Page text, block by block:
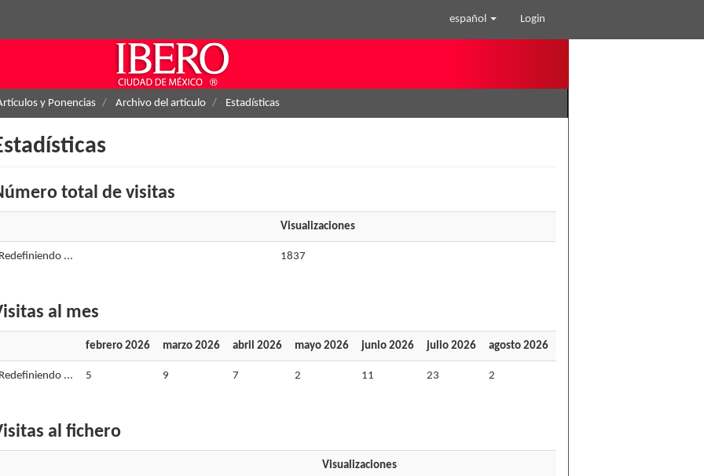
español Login
y Ponencias Archivo del artículo Estadísticas
total de visitas
Visualizaciones
... 1837
al mes
febrero 2026 marzo 2026 abril 2026 mayo 2026 junio 2026 julio 2026 agosto 2026
... 5 9 7 2 11 23 2
al fichero
Visualizaciones